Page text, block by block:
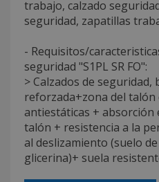
trabajo, calzado
seguridad, zapatillas
- Requisitos/
seguridad "S1PL SR FO":
> Calzados de seguridad,
reforzada+zona del talón
antiestáticas + absorción
talón + resistencia a la
al deslizamiento (suelo
glicerina)+ suela